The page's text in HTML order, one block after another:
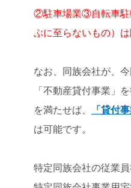
②駐車場業③自転車駐
ぶに至らないもの）
なお、同族会社が、
「不動産貸付事業」
を満たせば、
「貸付
は可能です。
特定同族会社の従業